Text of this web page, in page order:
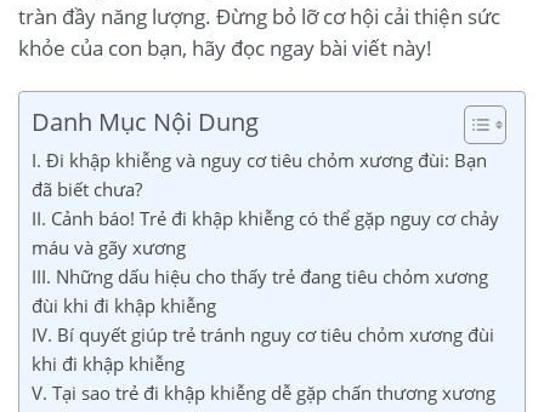
tràn đầy năng lượng. Đừng bỏ lỡ cơ hội cải thiện sức
khỏe của con bạn, hãy đọc ngay bài viết này!
Danh Mục Nội Dung
I. Đi khập khiễng và nguy cơ tiêu chỏm xương đùi: Bạn
đã biết chưa?
II. Cảnh báo! Trẻ đi khập khiễng có thể gặp nguy cơ chảy
máu và gãy xương
III. Những dấu hiệu cho thấy trẻ đang tiêu chỏm xương
đùi khi đi khập khiễng
IV. Bí quyết giúp trẻ tránh nguy cơ tiêu chỏm xương đùi
khi đi khập khiễng
V. Tại sao trẻ đi khập khiễng dễ gặp chấn thương xương